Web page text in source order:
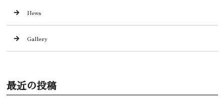
News
Gallery
最近の投稿